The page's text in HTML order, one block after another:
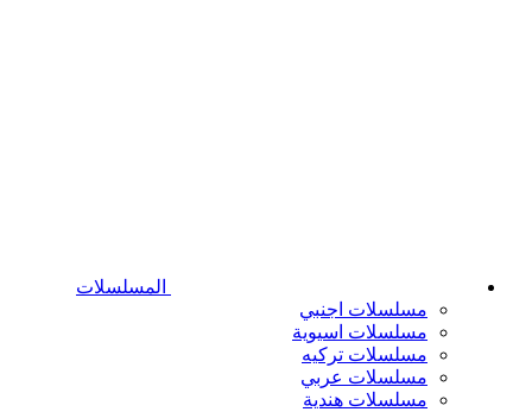
المسلسلات
مسلسلات اجنبي
مسلسلات اسيوية
مسلسلات تركيه
مسلسلات عربي
مسلسلات هندية